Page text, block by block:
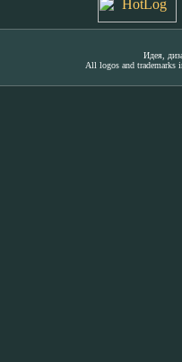
Идея,
All logos and trademarks